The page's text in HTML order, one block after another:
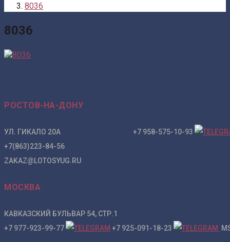
8036
8036
РОСТОВ-НА-ДОНУ
УЛ. ГИКАЛО 20А +7 958-575-10-93
+7(863)223-84-56
ZAKAZ@LOTOSYUG.RU
МОСКВА
КАВКАЗСКИЙ БУЛЬВАР 54, СТР.1
+7 977-923-99-77
+7 925-091-18-23